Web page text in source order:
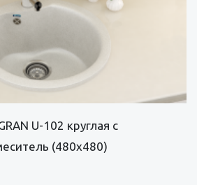
U-102 круглая с
(480х480)